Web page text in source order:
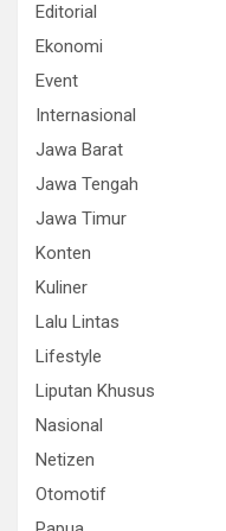
Editorial
Ekonomi
Event
Internasional
Jawa Barat
Jawa Tengah
Jawa Timur
Konten
Kuliner
Lalu Lintas
Lifestyle
Liputan Khusus
Nasional
Netizen
Otomotif